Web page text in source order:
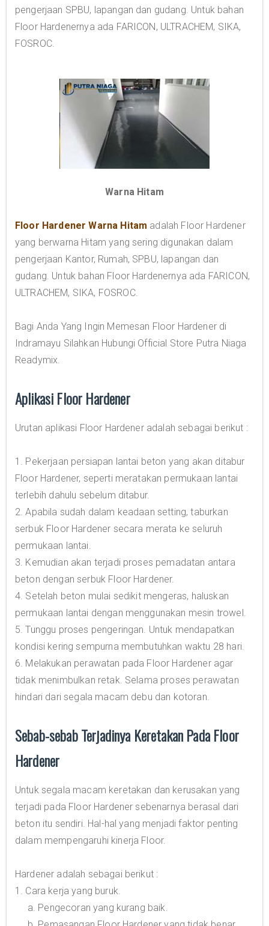
pengerjaan SPBU, lapangan dan gudang. Untuk bahan
Floor Hardenernya ada FARICON, ULTRACHEM, SIKA,
FOSROC.
Warna Hitam
Floor Hardener Warna Hitam adalah Floor Hardener
yang berwarna Hitam yang sering digunakan dalam
pengerjaan Kantor, Rumah, SPBU, lapangan dan
gudang. Untuk bahan Floor Hardenernya ada FARICON,
ULTRACHEM, SIKA, FOSROC.
Bagi Anda Yang Ingin Memesan Floor Hardener di
Indramayu Silahkan Hubungi Official Store Putra Niaga
Readymix.
Aplikasi Floor Hardener
Urutan aplikasi Floor Hardener adalah sebagai berikut :
1. Pekerjaan persiapan lantai beton yang akan ditabur
Floor Hardener, seperti meratakan permukaan lantai
terlebih dahulu sebelum ditabur.
2. Apabila sudah dalam keadaan setting, taburkan
serbuk Floor Hardener secara merata ke seluruh
permukaan lantai.
3. Kemudian akan terjadi proses pemadatan antara
beton dengan serbuk Floor Hardener.
4. Setelah beton mulai sedikit mengeras, haluskan
permukaan lantai dengan menggunakan mesin trowel.
5. Tunggu proses pengeringan. Untuk mendapatkan
kondisi kering sempurna membutuhkan waktu 28 hari.
6. Melakukan perawatan pada Floor Hardener agar
tidak menimbulkan retak. Selama proses perawatan
hindari dari segala macam debu dan kotoran.
Sebab-sebab Terjadinya Keretakan Pada Floor
Hardener
Untuk segala macam keretakan dan kerusakan yang
terjadi pada Floor Hardener sebenarnya berasal dari
beton itu sendiri. Hal-hal yang menjadi faktor penting
dalam mempengaruhi kinerja Floor.
Hardener adalah sebagai berikut :
1. Cara kerja yang buruk.
a. Pengecoran yang kurang baik.